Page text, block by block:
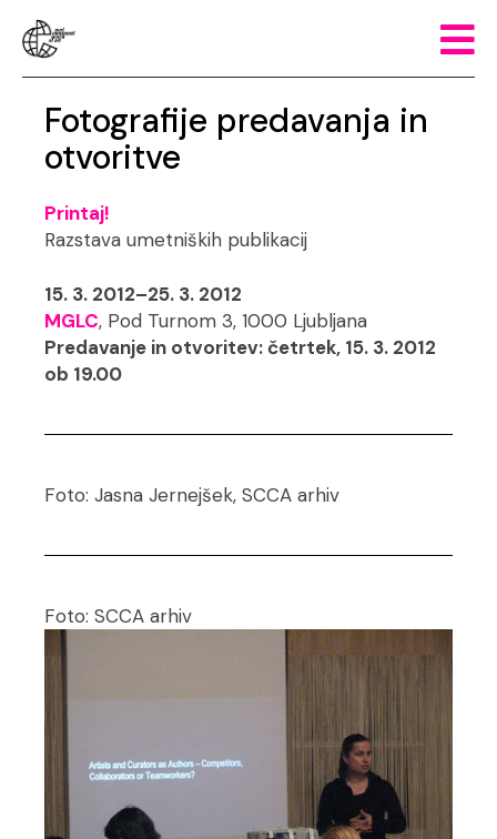
Fotografije predavanja in
otvoritve
Printaj!
Razstava umetniških publikacij
15. 3. 2012–25. 3. 2012
MGLC, Pod Turnom 3, 1000 Ljubljana
Predavanje in otvoritev: četrtek, 15. 3. 2012
ob 19.00
Foto: Jasna Jernejšek, SCCA arhiv
Foto: SCCA arhiv